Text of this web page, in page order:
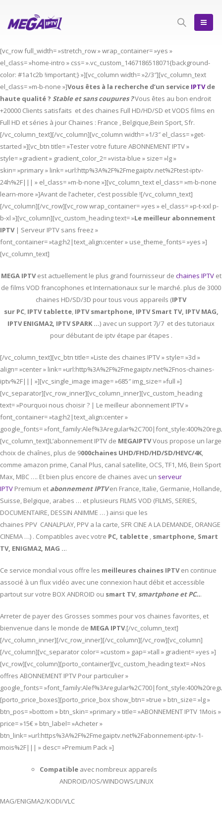
[vc_row full_width= »stretch_row » wrap_container= »yes »
el_class= »home-intro » css= ».vc_custom_1467186518071{background-
color: #1a1c2b !important;} »][vc_column width= »2/3″][vc_column_text
el_class= »m-b-none »]Vous êtes à la recherche d’un service IPTVde
haute qualité ? Stable et sans coupures ?Vous êtes au bon endroit
+20000 Clients satisfaits et des chaines Full HD/HD/SD et VODS films en
Full HD et séries à jour Chaines : France , Belgique,Bein Sport, Sfr.
[/vc_column_text][/vc_column][vc_column width= »1/3″ el_class= »get-
started »][vc_btn title= »Tester votre future ABONNEMENT IPTV »
style= »gradient » gradient_color_2= »vista-blue » size= »lg »
skin= »primary » link= »url:http%3A%2F%2Fmegaiptv.net%2Ftest-iptv-
24h%2F||| » el_class= »m-b-none »][vc_column_text el_class= »m-b-none
learn-more »]Avant de l’acheter, c’est possible ![/vc_column_text]
[/vc_column][/vc_row][vc_row wrap_container= »yes » el_class= »p-t-xxl p-
b-xl »][vc_column][vc_custom_heading text= »Le meilleur abonnement
IPTV | Serveur IPTV sans freez »
font_container= »tag:h2|text_align:center » use_theme_fonts= »yes »]
[vc_column_text]
MEGA IPTVest actuellement le plus grand fournisseur de chaines IPTVet
de films VOD francophones et Internationaux sur le marché. plus de 3000
chaines HD/SD/3D pour tous vous appareils (IPTV
sur PC, IPTVtablette, IPTVsmartphone, IPTV Smart TV, IPTV MAG,
IPTV ENIGMA2, IPTV SPARK …) avec un support 7j/7 et des tutoriaux
pour débutant de iptv étape par étapes .
[/vc_column_text][vc_btn title= »Liste des chaines IPTV » style= »3d »
align= »center » link= »url:http%3A%2F%2Fmegaiptv.net%2Fnos-chaines-
iptv%2F||| »][vc_single_image image= »685″ img_size= »full »]
[vc_separator][vc_row_inner][vc_column_inner][vc_custom_heading
text= »Pourquoi nous choisir ? | Le meilleur abonnement IPTV »
font_container= »tag:h2|text_align:center »
google_fonts=
[vc_column_text]L’abonnement IPTV de MEGAIPTVVous propose un large
choix de chaînes, plus de 9000chaines UHD/FHD/HD/SD/HEVC/4K,
comme amazon prime, Canal Plus, canal satellite, OCS, TF1, M6, Bein Sport
Max, MBC …. Et bien plus encore de chaines avec un serveur
IPTV Premium et abonnement IPTVen France, Italie, Germanie, Hollande,
Suisse, Belgique, arabes … et plusieurs FILMS VOD (FILMS, SERIES,
DOCUMENTAIRE, DESSIN ANIMME … ) ainsi que les
chaines PPV CANALPLAY, PPV a la carte, SFR CINE A LA DEMANDE, ORANGE
CINEMA …) . Compatibles avec votre PC, tablette , smartphone, Smart
TV, ENIGMA2, MAG ...
Ce service mondial vous offre les meilleures chaines IPTVen continue
associé à un flux vidéo avec une connexion haut débit et accessible
partout sur votre BOX ANDROID ou smart TV,smartphone et PC...
Arreter de payer des Grosses sommes pour vos chaines favorites, et
bienvenue dans le monde de MEGA IPTV.[/vc_column_text]
[/vc_column_inner][/vc_row_inner][/vc_column][/vc_row][vc_column]
[/vc_column][vc_separator color= »custom » gap= »tall » gradient= »yes »]
[vc_row][vc_column][porto_container][vc_custom_heading text= »Nos
offres ABONNEMENT IPTV Pour particulier »
google_fonts=
[porto_price_boxes][porto_price_box show_btn= »true » btn_size= »lg »
btn_pos= »bottom » btn_skin= »primary » title= »ABONNEMENT IPTV 1Mois »
price= »15€ » btn_label= »Acheter »
btn_link= »url:https%3A%2F%2Fmegaiptv.net%2Fabonnement-iptv-1-
mois%2F||| » desc= »Premium Pack »]
Compatible avec nombreux appareils
ANDROID/IOS/WINDOWS/LINUX
MAG/ENIGMA2/KODI/VLC